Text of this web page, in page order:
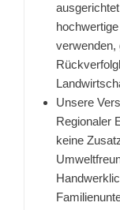
verwenden,
Unsere
Regionaler
keine